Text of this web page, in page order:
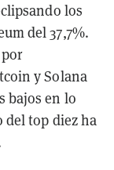
los
del 37,7%.
y Solana
bajos en lo
del top diez ha